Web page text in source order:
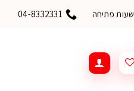
שעות פתיחה 04-8332331